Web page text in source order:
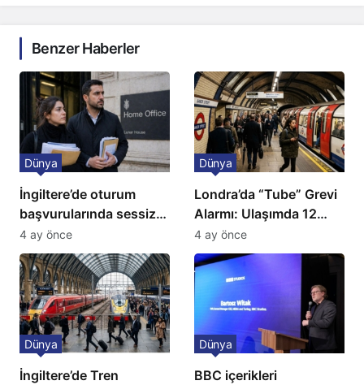
Benzer Haberler
İngiltere’de oturum
başvurularında sessiz
kriz: Büyükelçilikten
açıklama!
Dünya
4 ay önce
Londra’da “Tube” Grevi
Alarmı: Ulaşımda 12
Günlük Kaos Kapıda
Dünya
4 ay önce
İngiltere’de Tren
Dünya
BBC içerikleri
Dünya